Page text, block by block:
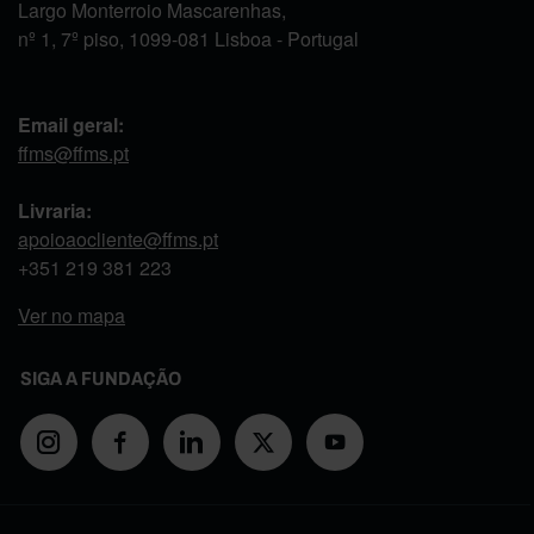
Largo Monterroio Mascarenhas,
nº 1, 7º piso, 1099-081 Lisboa - Portugal
Email geral:
ffms@ffms.pt
Livraria:
apoioaocliente@ffms.pt
+351 219 381 223
Ver no mapa
SIGA A FUNDAÇÃO